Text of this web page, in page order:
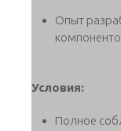
Опыт
Условия:
Полное